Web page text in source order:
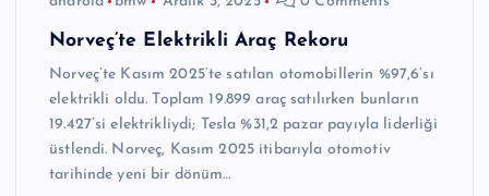
Norveç’te Elektrikli Araç Rekoru
Norveç’te Kasım 2025’te satılan otomobillerin %97,6’sı
elektrikli oldu. Toplam 19.899 araç satılırken bunların
19.427’si elektrikliydi; Tesla %31,2 pazar payıyla liderliği
üstlendi. Norveç, Kasım 2025 itibarıyla otomotiv
tarihinde yeni bir dönüm…